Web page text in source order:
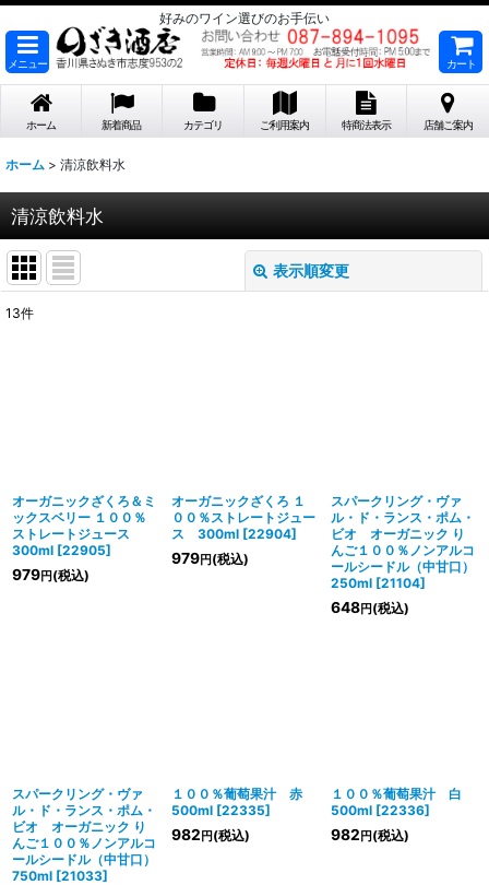
好みのワイン選びのお手伝い
メニュー カート
ホーム 新着商品 カテゴリ ご利用案内 特商法表示 店舗ご案内
ホーム > 清涼飲料水
清涼飲料水
表示順変更
絞り込む
13件
オーガニックざくろ＆ミ
ックスベリー １００％
ストレートジュース
300ml [22905]
979円 (税込)
オーガニックざくろ １
００％ストレートジュー
ス 300ml [22904]
979円(税込)
スパークリング・ヴァ
ル・ド・ランス・ポム・
ビオ オーガニック り
んご１００％ノンアルコ
ールシードル（中甘口）
250ml [21104]
648円(税込)
スパークリング・ヴァ
ル・ド・ランス・ポム・
ビオ オーガニック り
んご１００％ノンアルコ
ールシードル（中甘口）
750ml [21033]
１００％葡萄果汁 赤
500ml [22335]
982 円(税込)
１００％葡萄果汁 白
500ml [22336]
982 円(税込)